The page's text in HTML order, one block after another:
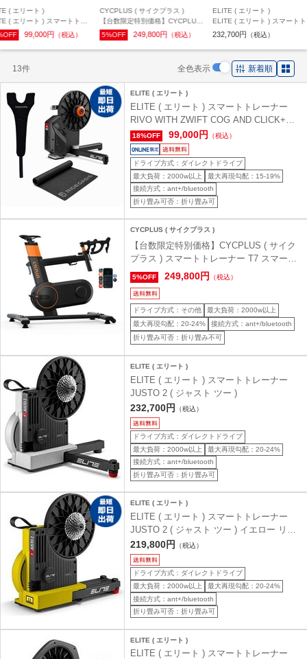
( エリート )
( エリート ) スマートトレ
RIVO WITH ZWIFT COG
CLICK+マット・スウェット
【オンライン限定】
99,000円 （税込）
CYCPLUS ( サイクプラス )
【台数限定特別価格】CYCPLUS (
サイクプラス ) スマートトレーナ
ー T7 スマートバイク
5%OFF 249,800円 （税込）
ELITE ( エリート )
ELITE ( エリート ) スマート
ーナー JUSTO 2 ( ジャスト
232,700円 （税込）
13件 全色表示 新着順
ELITE ( エリート )
ELITE ( エリート ) スマートトレーナー
RIVO WITH ZWIFT COG AND CLICK+マ
ット・スウェットネット【オンライン限
定】
18%OFF 99,000円 （税込）
ドライブ方式：ダイレクトドライブ
最大負荷：2000w以上
最大再現勾配：15-19%
接続方式：ant+/bluetooth
折り畳み可否：折り畳み可
CYCPLUS ( サイクプラス )
【台数限定特別価格】CYCPLUS ( サイク
プラス ) スマートトレーナー T7 スマート
バイク
5%OFF 249,800円 （税込）
ドライブ方式：その他
最大負荷：2000w以上
最大再現勾配：20-24%
接続方式：ant+/bluetooth
折り畳み可否：折り畳み不可
ELITE ( エリート )
ELITE ( エリート ) スマートトレーナー
JUSTO 2 ( ジャスト ツー )
232,700円 （税込）
ドライブ方式：ダイレクトドライブ
最大負荷：2000w以上
最大再現勾配：20-24%
接続方式：ant+/bluetooth
折り畳み可否：折り畳み可
ELITE ( エリート )
ELITE ( エリート ) スマートトレーナー
JUSTO 2 ( ジャスト ツー ) イエロー リミ
テッド
219,800円 （税込）
ドライブ方式：ダイレクトドライブ
最大負荷：2000w以上
最大再現勾配：20-24%
接続方式：ant+/bluetooth
折り畳み可否：折り畳み可
ELITE ( エリート )
ELITE ( エリート ) スマートトレーナー